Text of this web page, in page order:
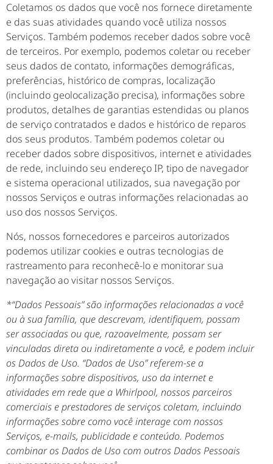
Coletamos os dados que você nos fornece diretamente
e das suas atividades quando você utiliza nossos
Serviços. Também podemos receber dados sobre você
de terceiros. Por exemplo, podemos coletar ou receber
seus dados de contato, informações demográficas,
preferências, histórico de compras, localização
(incluindo geolocalização precisa), informações sobre
produtos, detalhes de garantias estendidas ou planos
de serviço contratados e dados e histórico de reparos
dos seus produtos. Também podemos coletar ou
receber dados sobre dispositivos, internet e atividades
de rede, incluindo seu endereço IP, tipo de navegador
e sistema operacional utilizados, sua navegação por
nossos Serviços e outras informações relacionadas ao
uso dos nossos Serviços.
Nós, nossos fornecedores e parceiros autorizados
podemos utilizar cookies e outras tecnologias de
rastreamento para reconhecê-lo e monitorar sua
navegação ao visitar nossos Serviços.
*“Dados Pessoais” são informações relacionadas a você
ou à sua família, que descrevam, identifiquem, possam
ser associadas ou que, razoavelmente, possam ser
vinculadas direta ou indiretamente a você, e podem incluir
os Dados de Uso. “Dados de Uso” referem-se a
informações sobre dispositivos, uso da internet e
atividades em rede que a Whirlpool, nossos parceiros
comerciais e prestadores de serviços coletam, incluindo
informações sobre como você interage com nossos
Serviços, e-mails, publicidade e conteúdo. Podemos
combinar os Dados de Uso com outros Dados Pessoais